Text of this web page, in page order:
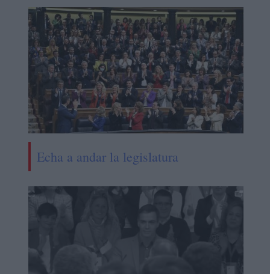
Echa a andar la legislatura